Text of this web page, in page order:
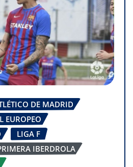
DE MADRID
EUROPEO
LIGA F
IBERDROLA